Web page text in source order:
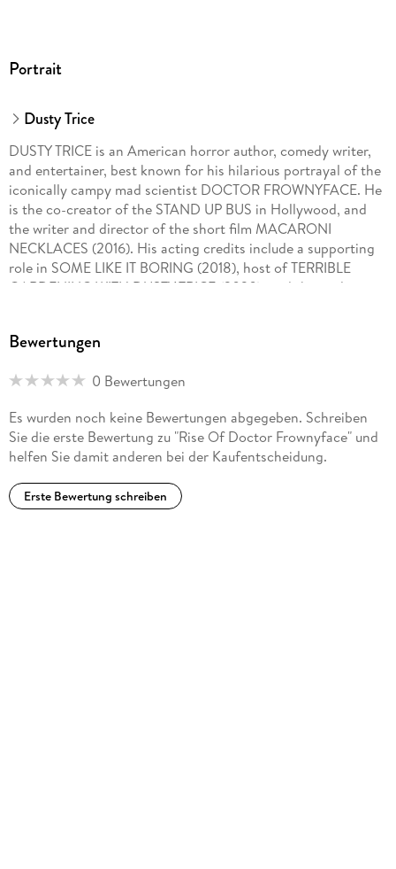
Portrait
Dusty Trice
DUSTY TRICE is an American horror author, comedy writer,
and entertainer, best known for his hilarious portrayal of the
iconically campy mad scientist DOCTOR FROWNYFACE. He
is the co-creator of the STAND UP BUS in Hollywood, and
the writer and director of the short film MACARONI
NECKLACES (2016). His acting credits include a supporting
role in SOME LIKE IT BORING (2018), host of TERRIBLE
GARDENING WITH DUSTY TRICE (2020), and the titular
comedy screenplays, as well as four books, including RISE OF
FROM HELL, DEATH MASKS OF THE RICH AND FAMOUS,
SPOOKY WORD LIST TO IMPRESS PEOPLE WITH AT
PARTIES, BARS, OR ORGIES*. He is also the owner of the
indie horror comedy publishing company READ-O-VISION.
Bewertungen
0 Bewertungen
Es wurden noch keine Bewertungen abgegeben. Schreiben
Sie die erste Bewertung zu "Rise Of Doctor Frownyface" und
helfen Sie damit anderen bei der Kaufentscheidung.
Erste Bewertung schreiben